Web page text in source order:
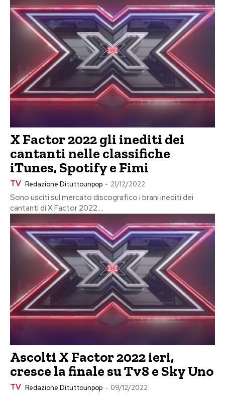
X Factor 2022 gli inediti dei
cantanti nelle classifiche
iTunes, Spotify e Fimi
TV Redazione Dituttounpop - 21/12/2022
Sono usciti sul mercato discografico i brani inediti dei
cantanti di X Factor 2022....
Ascolti X Factor 2022 ieri,
cresce la finale su Tv8 e Sky Uno
TV Redazione Dituttounpop - 09/12/2022